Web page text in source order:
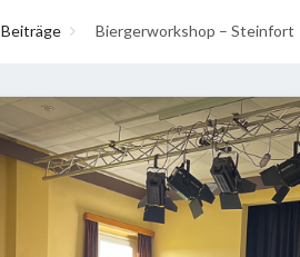
Beiträge Biergerworkshop – Steinfort